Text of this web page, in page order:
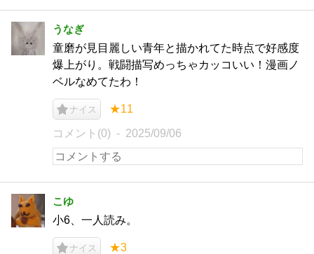
うなぎ
童磨が見目麗しい青年と描かれてた時点で好感度
爆上がり。戦闘描写めっちゃカッコいい！漫画ノ
ベルなめてたわ！
ナイス ★11
コメント(0) 2025/09/06
こゆ
小6、一人読み。
ナイス ★3